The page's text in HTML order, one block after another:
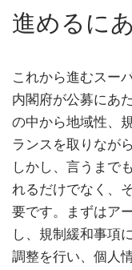
進めるに
これから進むスー
内閣府が公募にあ
の中から地域性、
ランスを取りなが
しかし、言うまで
れるだけでなく、
要です。まずはア
し、規制緩和事項
調整を行い、個人